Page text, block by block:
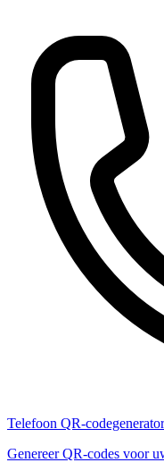
Telefoon QR-codegenerator
Genereer QR-codes voor